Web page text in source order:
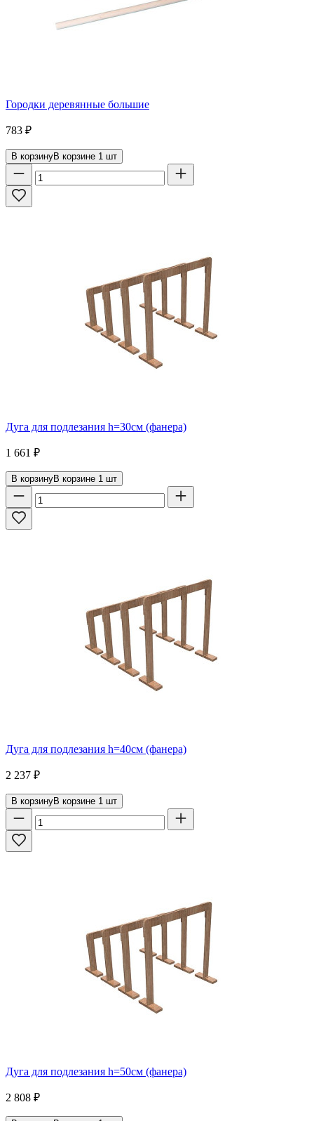
Городки деревянные большие
783 ₽
В корзинуВ корзине 1 шт
Дуга для подлезания h=30см (фанера)
1 661 ₽
В корзинуВ корзине 1 шт
Дуга для подлезания h=40см (фанера)
2 237 ₽
В корзинуВ корзине 1 шт
Дуга для подлезания h=50см (фанера)
2 808 ₽